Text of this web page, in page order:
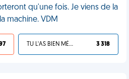
qu'une fois. Je viens de la
machine. VDM
TU L'AS BIEN MÉRITÉ 3 318